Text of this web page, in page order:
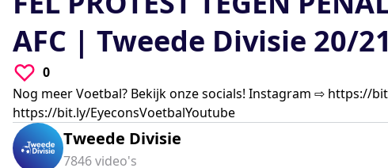
AFC | Tweede Divisie 20/
0
Nog meer Voetbal? Bekijk onze socials! Instagram ⇨ https://
https://bit.ly/EyeconsVoetbalYoutube
Tweede Divisie
7846video's